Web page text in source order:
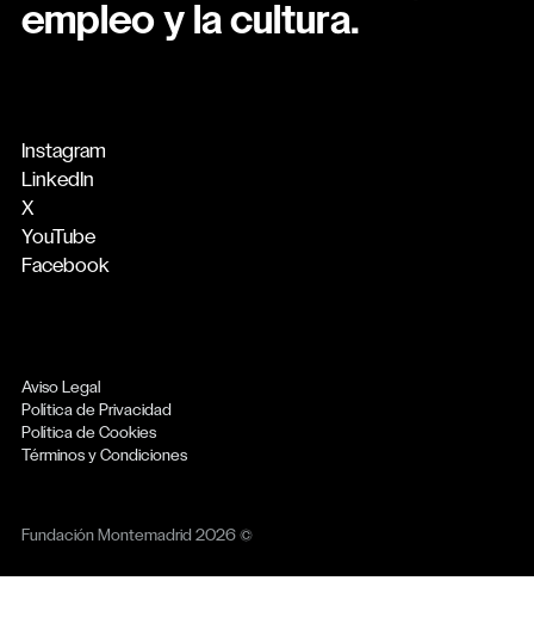
empleo y la cultura.
Instagram
LinkedIn
X
YouTube
Facebook
Aviso Legal
Política de Privacidad
Política de Cookies
Términos y Condiciones
Fundación Montemadrid 2026 ©